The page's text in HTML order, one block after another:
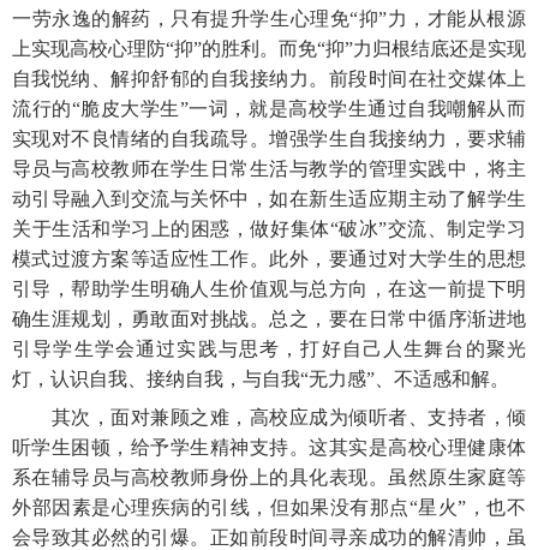
一劳永逸的解药，只有提升学生心理免“抑”力，才能从根源
上实现高校心理防“抑”的胜利。而免“抑”力归根结底还是实现
自我悦纳、解抑舒郁的自我接纳力。前段时间在社交媒体上
流行的“脆皮大学生”一词，就是高校学生通过自我嘲解从而
实现对不良情绪的自我疏导。增强学生自我接纳力，要求辅
导员与高校教师在学生日常生活与教学的管理实践中，将主
动引导融入到交流与关怀中，如在新生适应期主动了解学生
关于生活和学习上的困惑，做好集体“破冰”交流、制定学习
模式过渡方案等适应性工作。此外，要通过对大学生的思想
引导，帮助学生明确人生价值观与总方向，在这一前提下明
确生涯规划，勇敢面对挑战。总之，要在日常中循序渐进地
引导学生学会通过实践与思考，打好自己人生舞台的聚光
灯，认识自我、接纳自我，与自我“无力感”、不适感和解。
其次，面对兼顾之难，高校应成为倾听者、支持者，倾
听学生困顿，给予学生精神支持。这其实是高校心理健康体
系在辅导员与高校教师身份上的具化表现。虽然原生家庭等
外部因素是心理疾病的引线，但如果没有那点“星火”，也不
会导致其必然的引爆。正如前段时间寻亲成功的解清帅，虽